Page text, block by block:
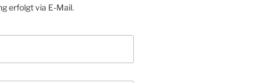
erfolgt via E-Mail.